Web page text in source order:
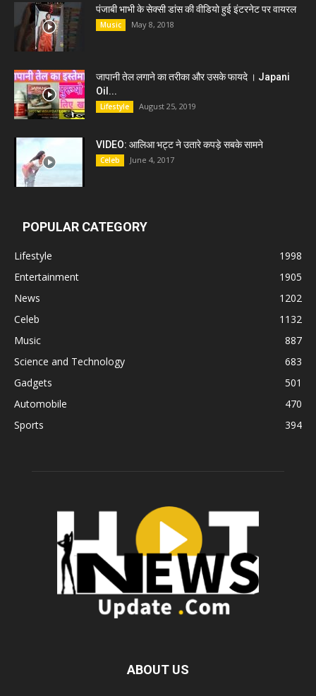
पंजाबी भाभी के सेक्सी डांस की वीडियो हुई इंटरनेट पर वायरल
Music May 8, 2018
जापानी तेल लगाने का तरीका और उसके फायदे । Japani
Oil...
Lifestyle August 25, 2019
VIDEO: आलिआ भट्ट ने उतारे कपड़े सबके सामने
Celeb June 4, 2017
POPULAR CATEGORY
Lifestyle
1998
Entertainment
1905
News
1202
Celeb
1132
Music
887
Science and Technology
683
Gadgets
501
Automobile
470
Sports
394
ABOUT US